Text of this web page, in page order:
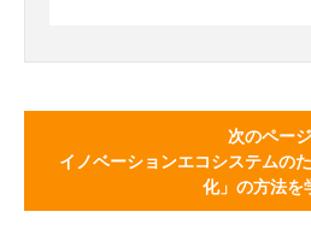
次のページ
イノベーションエコシステムの
化」の方法を